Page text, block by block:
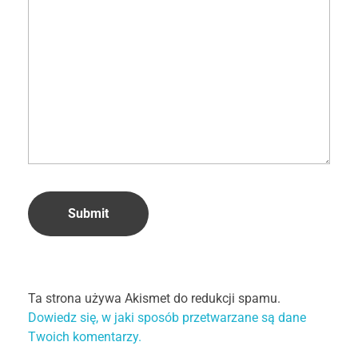
Ta strona używa Akismet do redukcji spamu.
Dowiedz się, w jaki sposób przetwarzane są dane
Twoich komentarzy.